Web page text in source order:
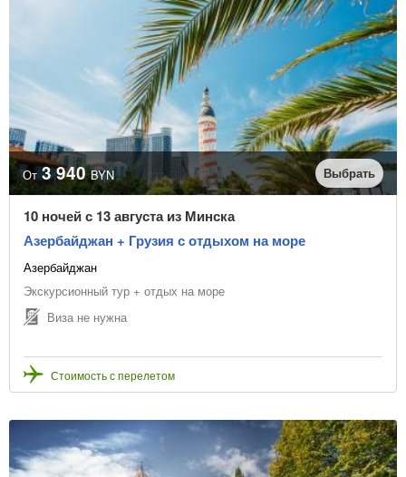
От 3 940 BYN Выбрать
10 ночей с 13 августа из Минска
Азербайджан + Грузия с отдыхом на море
Азербайджан
Экскурсионный тур + отдых на море
Виза не нужна
Стоимость с перелетом